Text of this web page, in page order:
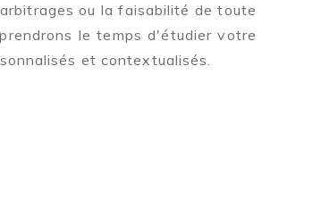
ou la faisabilité de toute
le temps d'étudier votre
et contextualisés.